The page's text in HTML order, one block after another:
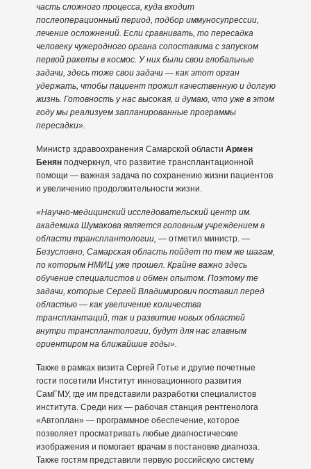
часть сложного процесса, куда входит
послеоперационный период, подбор иммуносупрессии,
лечение осложнений. Если сравнивать, то пересадка
человеку чужеродного органа сопоставима с запуском
первой ракеты в космос. У них были свои глобальные
задачи, здесь тоже свои задачи — как этот орган
удержать, чтобы пациент прожил качественную и долгую
жизнь. Готовность у нас высокая, и думаю, что уже в этом
году мы реализуем запланированные программы
пересадки».
Министр здравоохранения Самарской области Армен
Бенян подчеркнул, что развитие трансплантационной
помощи — важная задача по сохранению жизни пациентов
и увеличению продолжительности жизни.
«Научно-медицинский исследовательский центр им.
академика Шумакова является головным учреждением в
области трансплантологии, — отметил министр. —
Безусловно, Самарская область пойдет по тем же шагам,
по которым НМИЦ уже прошел. Крайне важно здесь
обучение специалистов и обмен опытом. Поэтому те
задачи, которые Сергей Владимирович поставил перед
областью — как увеличение количества
трансплантаций, так и развитие новых областей
внутри трансплантологии, будут для нас главным
ориентиром на ближайшие годы».
Также в рамках визита Сергей Готье и другие почетные
гости посетили Институт инновационного развития
СамГМУ, где им представили разработки специалистов
института. Среди них — рабочая станция рентгенолога
«Автоплан» — программное обеспечение, которое
позволяет просматривать любые диагностические
изображения и помогает врачам в постановке диагноза.
Также гостям представили первую российскую систему